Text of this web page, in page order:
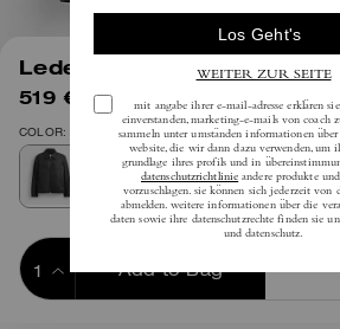
Lederjacke
519 € 795 €
COLOR: Schwarz
Add to Bag